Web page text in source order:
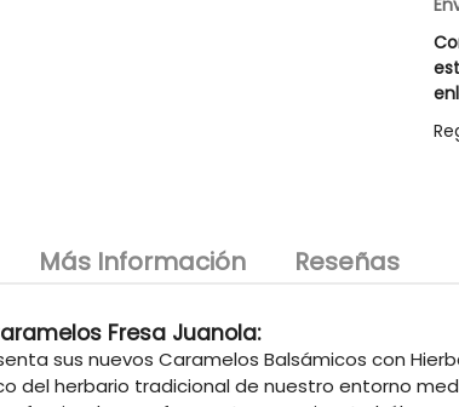
Más Información Reseñas
Fresa Juanola:
sus nuevos Caramelos Balsámicos con
del herbario tradicional de nuestro entorno